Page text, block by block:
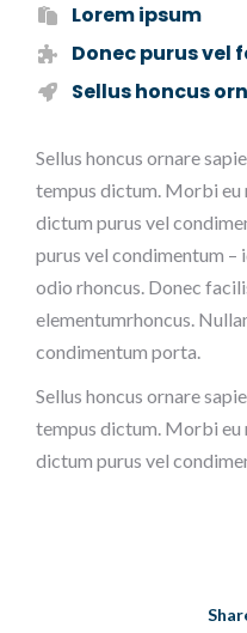
Lorem ipsum
Donec purus vel
Sellus honcus
Sellus honcus ornare
tempus dictum. Morbi eu
dictum purus vel
purus vel condimentum –
odio rhoncus. Donec
elementumrhoncus.
condimentum porta.
Sellus honcus ornare
tempus dictum. Morbi eu
dictum purus vel